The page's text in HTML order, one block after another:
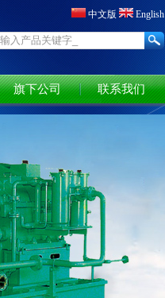
中文版 English
旗下公司 联系我们